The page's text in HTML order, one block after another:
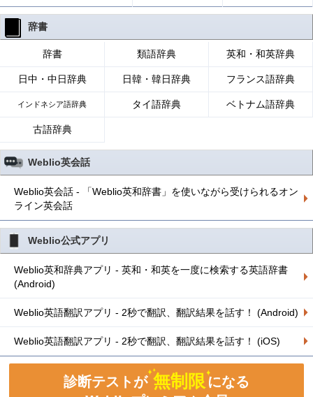
辞書
辞書 類語辞典 英和・和英辞典
日中・中日辞典 日韓・韓日辞典 フランス語辞典
インドネシア語辞典 タイ語辞典 ベトナム語辞典
古語辞典
Weblio英会話
Weblio英会話 - 「Weblio英和辞書」を使いながら受けられるオン
ライン英会話
Weblio公式アプリ
Weblio英和辞典アプリ - 英和・和英を一度に検索する英語辞書
(Android)
Weblio英語翻訳アプリ - 2秒で翻訳、翻訳結果を話す！ (Android)
Weblio英語翻訳アプリ - 2秒で翻訳、翻訳結果を話す！ (iOS)
診断テストが 無制限になる